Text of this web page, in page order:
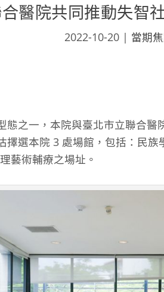
醫院共同推動失智
2022-10-20 | 當期
態之一，本院與臺北市立聯合
擇選本院 3 處場館，包括：民
藝術輔療之場址。